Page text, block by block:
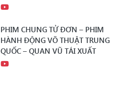
PHIM CHUNG TỬ ĐƠN – PHIM
HÀNH ĐỘNG VÕ THUẬT TRUNG
QUỐC – QUAN VŨ TÁI XUẤT